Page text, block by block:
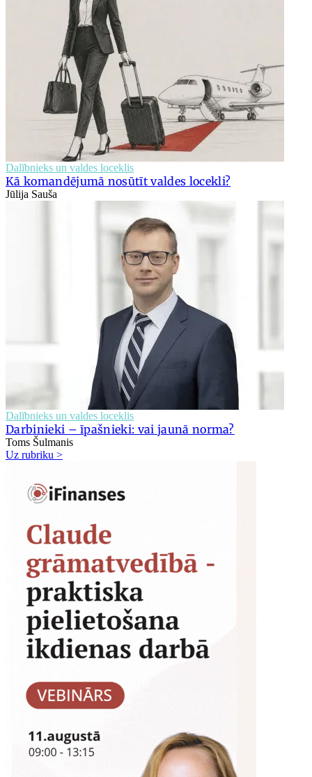
Dalībnieks un valdes loceklis
Kā komandējumā nosūtīt valdes locekli?
Jūlija Sauša
Dalībnieks un valdes loceklis
Darbinieki – īpašnieki: vai jaunā norma?
Toms Šulmanis
Uz rubriku >